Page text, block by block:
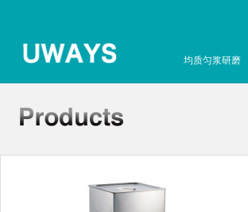
均质匀浆研磨